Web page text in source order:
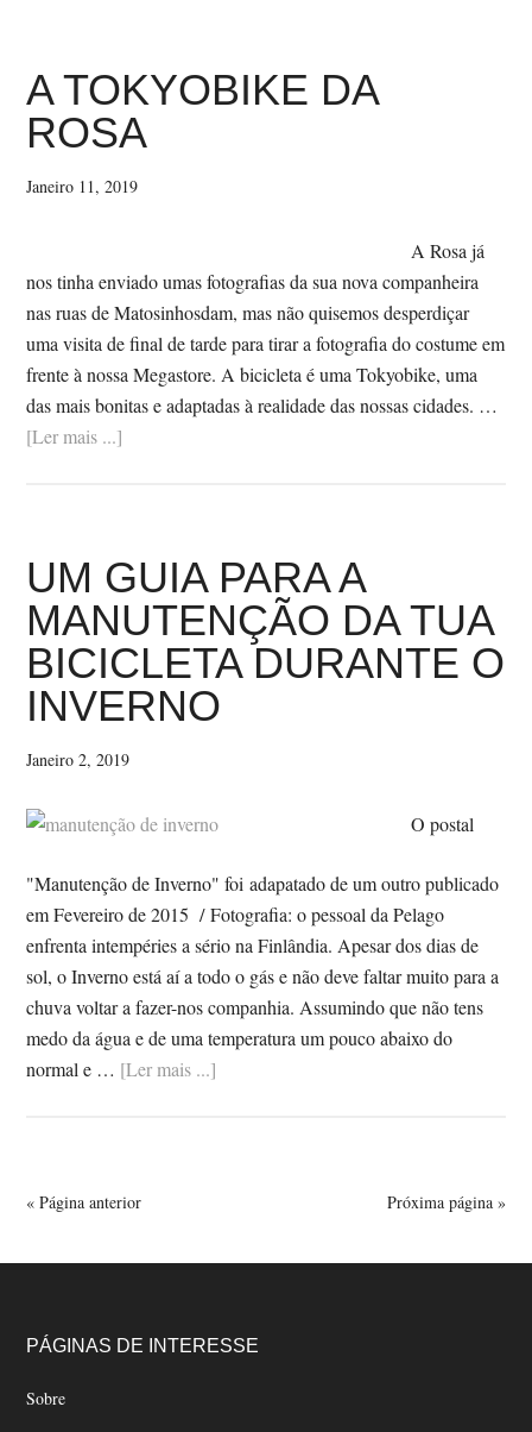
BROMPTON
A TOKYOBIKE DA
ROSA
Janeiro 11, 2019
A Rosa já
nos tinha enviado umas fotografias da sua nova companheira
nas ruas de Matosinhosdam, mas não quisemos desperdiçar
uma visita de final de tarde para tirar a fotografia do costume em
frente à nossa Megastore. A bicicleta é uma Tokyobike, uma
das mais bonitas e adaptadas à realidade das nossas cidades. …
[Ler mais ...]
UM GUIA PARA A
MANUTENÇÃO DA TUA
BICICLETA DURANTE O
INVERNO
Janeiro 2, 2019
O postal
"Manutenção de Inverno" foi adapatado de um outro publicado
em Fevereiro de 2015 / Fotografia: o pessoal da Pelago
enfrenta intempéries a sério na Finlândia. Apesar dos dias de
sol, o Inverno está aí a todo o gás e não deve faltar muito para a
chuva voltar a fazer-nos companhia. Assumindo que não tens
medo da água e de uma temperatura um pouco abaixo do
normal e … [Ler mais ...]
O
« Página anterior Próxima página »
Footer
PÁGINAS DE INTERESSE
Sobre